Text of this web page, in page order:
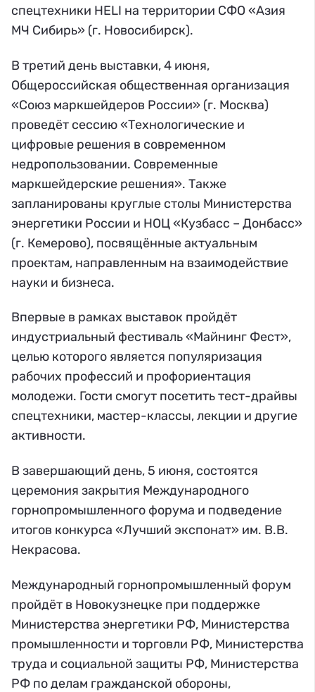
спецтехники HELI на территории СФО «Азия
МЧ Сибирь» (г. Новосибирск).
В третий день выставки, 4 июня,
Общероссийская общественная организация
«Союз маркшейдеров России» (г. Москва)
проведёт сессию «Технологические и
цифровые решения в современном
недропользовании. Современные
маркшейдерские решения». Также
запланированы круглые столы Министерства
энергетики России и НОЦ «Кузбасс – Донбасс»
(г. Кемерово), посвящённые актуальным
проектам, направленным на взаимодействие
науки и бизнеса.
Впервые в рамках выставок пройдёт
индустриальный фестиваль «Майнинг Фест»,
целью которого является популяризация
рабочих профессий и профориентация
молодежи. Гости смогут посетить тест-драйвы
спецтехники, мастер-классы, лекции и другие
активности.
В завершающий день, 5 июня, состоятся
церемония закрытия Международного
горнопромышленного форума и подведение
итогов конкурса «Лучший экспонат» им. В.В.
Некрасова.
Международный горнопромышленный форум
пройдёт в Новокузнецке при поддержке
Министерства энергетики РФ, Министерства
промышленности и торговли РФ, Министерства
труда и социальной защиты РФ, Министерства
РФ по делам гражданской обороны,